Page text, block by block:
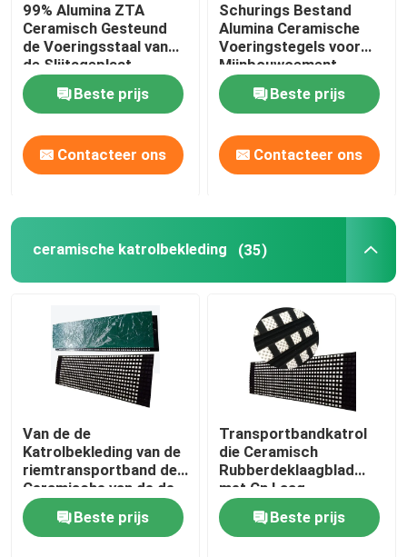
99% Alumina ZTA
Ceramisch Gesteund
de Voeringsstaal van
de Slijtageplaat
Beste prijs
Contacteer ons
Schurings Bestand
Alumina Ceramische
Voeringstegels voor
Mijnbouwcement
Beste prijs
Contacteer ons
ceramische katrolbekleding (35)
Van de de
Katrolbekleding van de
riemtransportband de
Ceramische van de de
Trommelkatrol
Rubberbekleding
Beste prijs
Transportbandkatrol
die Ceramisch
Rubberdeklaagblad
met Cn Laag
achterblijven Plakkend
Beste prijs